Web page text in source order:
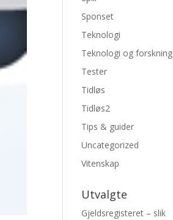
Sponset
Teknologi
Teknologi og forskning
Tester
Tidløs
Tidløs2
Tips & guider
Uncategorized
Vitenskap
Utvalgte
Gjeldsregisteret – slik